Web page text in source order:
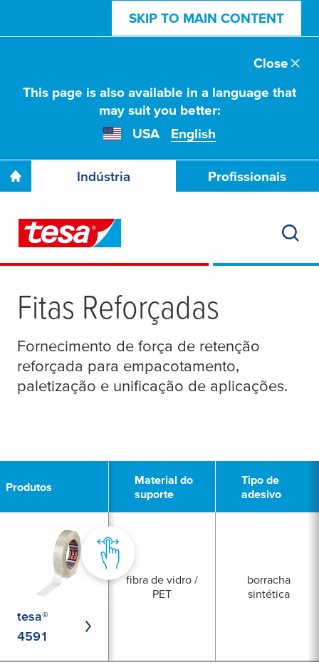
SKIP TO MAIN CONTENT
This page is also available in a language that
may suit you better:
USA
English
Close
Indústria Profissionais
Fitas Reforçadas
Fornecimento de força de retenção
reforçada para empacotamento,
paletização e unificação de aplicações.
Produtos
Material do
suporte
Tipo de
adesivo
tesa®
4591
fibra de vidro /
PET
borracha
sintética